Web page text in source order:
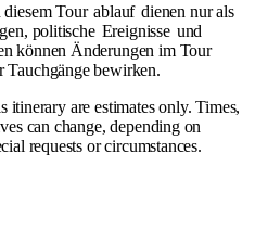
Tour ablauf dienen nur als
politische Ereignisse und
können Änderungen im Tour
Tauchgänge bewirken.
itinerary are estimates only. Times,
can change, depending on
requests or circumstances.